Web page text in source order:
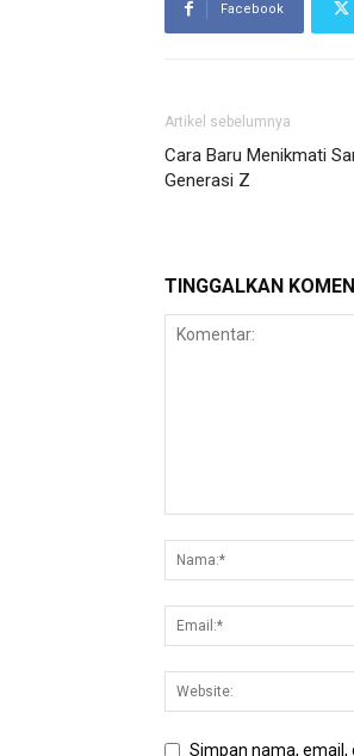
Facebook
Artikel sebelumnya
Cara Baru Menikmati
Generasi Z
TINGGALKAN
Simpan nama, email,